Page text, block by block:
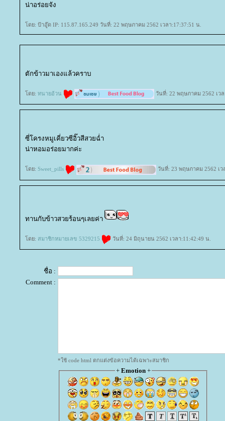
น่าอร่อยจัง
ดย: ป้าอู๊ด IP: 115.87.165.249 วันที่: 22 พฤษภาคม 2562 เวลา:17:37:51 น.
ตักข้าวมาเองแล้วคราบ
ดย: ทนายอ้วน วันที่: 22 พฤษภาคม 2562 เว
ซี่โครงหมูเคี่ยวซีอิ๊วสีสวยฉ่ำ
น่าหอมอร่อยมากค่ะ
ดย: Sweet_pills วันที่: 23 พฤษภาคม 2562 เว
ทานกับข้าวสวยร้อนๆเลยค่า
ดย: สมาชิกหมายเลข 5329215 วันที่: 24 มิถุนายน 2562 เวลา:11:42:49 น.
ชื่อ :
Comment :
*ใช้ code html ตกแต่งข้อความได้เฉพาะสมาชิก
+ Emotion+